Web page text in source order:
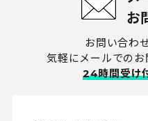
お
お問い合わ
気軽にメールでのお
24時間受け